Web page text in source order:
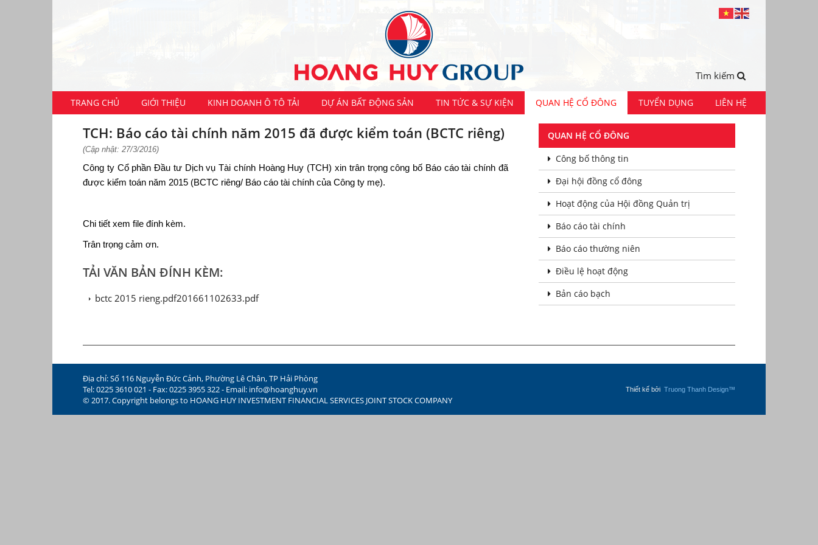
Tìm kiếm
TRANG CHỦ GIỚI THIỆU KINH DOANH Ô TÔ TẢI DỰ ÁN BẤT ĐỘNG SẢN TIN TỨC & SỰ KIỆN QUAN HỆ CỔ ĐÔNG TUYỂN DỤNG LIÊN HỆ
TCH: Báo cáo tài chính năm 2015 đã được kiểm toán (BCTC riêng)
(Cập nhật: 27/3/2016)
Công ty Cổ phần Đầu tư Dịch vụ Tài chính Hoàng Huy (TCH) xin trân trọng công bố Báo cáo tài chính đã
được kiểm toán năm 2015 (BCTC riêng/ Báo cáo tài chính của Công ty mẹ).
Chi tiết xem file đính kèm.
Trân trọng cảm ơn.
TẢI VĂN BẢN ĐÍNH KÈM:
bctc 2015 rieng.pdf201661102633.pdf
QUAN HỆ CỔ ĐÔNG
Công bố thông tin
Đại hội đồng cổ đông
Hoạt động của Hội đồng Quản trị
Báo cáo tài chính
Báo cáo thường niên
Điều lệ hoạt động
Bản cáo bạch
Địa chỉ: Số 116 Nguyễn Đức Cảnh, Phường Lê Chân, TP Hải Phòng
Tel: 0225 3610 021 - Fax: 0225 3955 322 - Email: info@hoanghuy.vn
© 2017. Copyright belongs to HOANG HUY INVESTMENT FINANCIAL SERVICES JOINT STOCK COMPANY
Thiết kế bởi Truong Thanh Design™